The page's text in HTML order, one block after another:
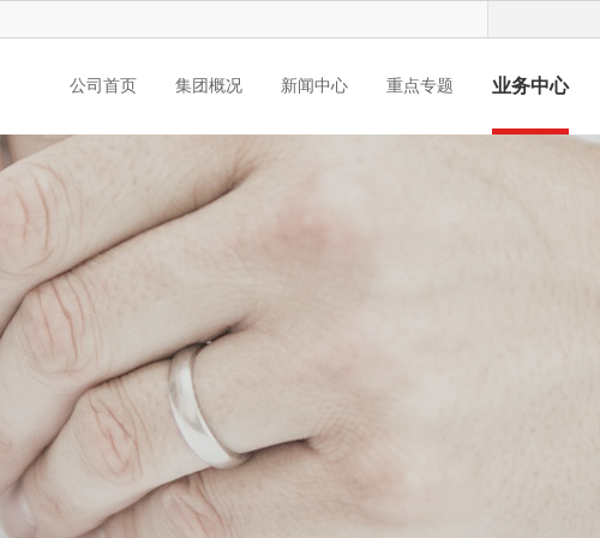
公司首页 集团概况 新闻中心 重点专题 业务中心